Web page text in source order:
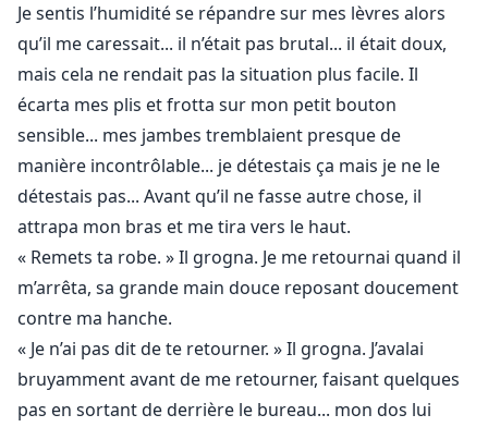
Je sentis l’humidité se répandre sur mes lèvres alors
qu’il me caressait... il n’était pas brutal... il était doux,
mais cela ne rendait pas la situation plus facile. Il
écarta mes plis et frotta sur mon petit bouton
sensible... mes jambes tremblaient presque de
manière incontrôlable... je détestais ça mais je ne le
détestais pas... Avant qu’il ne fasse autre chose, il
attrapa mon bras et me tira vers le haut.
« Remets ta robe. » Il grogna. Je me retournai quand il
m’arrêta, sa grande main douce reposant doucement
contre ma hanche.
« Je n’ai pas dit de te retourner. » Il grogna. J’avalai
bruyamment avant de me retourner, faisant quelques
pas en sortant de derrière le bureau... mon dos lui